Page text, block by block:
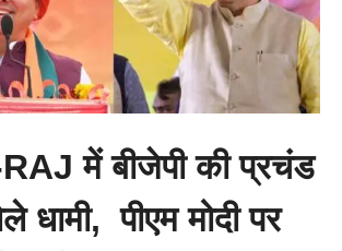
में बीजेपी की प्रचंड
धामी, पीएम मोदी पर